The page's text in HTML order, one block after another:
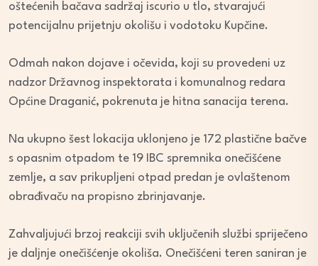
oštećenih bačava sadržaj iscurio u tlo, stvarajući
potencijalnu prijetnju okolišu i vodotoku Kupčine.
Odmah nakon dojave i očevida, koji su provedeni uz
nadzor Državnog inspektorata i komunalnog redara
Općine Draganić, pokrenuta je hitna sanacija terena.
Na ukupno šest lokacija uklonjeno je 172 plastične bačve
s opasnim otpadom te 19 IBC spremnika onečišćene
zemlje, a sav prikupljeni otpad predan je ovlaštenom
obrađivaču na propisno zbrinjavanje.
Zahvaljujući brzoj reakciji svih uključenih službi spriječeno
je daljnje onečišćenje okoliša. Onečišćeni teren saniran je